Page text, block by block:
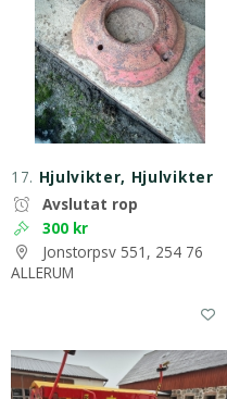
17. Hjulvikter, Hjulvikter
Avslutat rop
300 kr
Jonstorpsv 551, 254 76
ALLERUM